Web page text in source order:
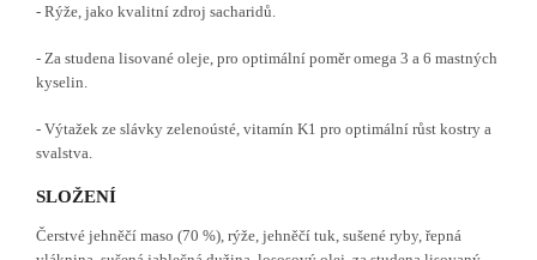
- Rýže, jako kvalitní zdroj sacharidů.
- Za studena lisované oleje, pro optimální poměr omega 3 a 6 mastných
kyselin.
- Výtažek ze slávky zelenoústé, vitamín K1 pro optimální růst kostry a
svalstva.
SLOŽENÍ
Čerstvé jehněčí maso (70 %), rýže, jehněčí tuk, sušené ryby, řepná